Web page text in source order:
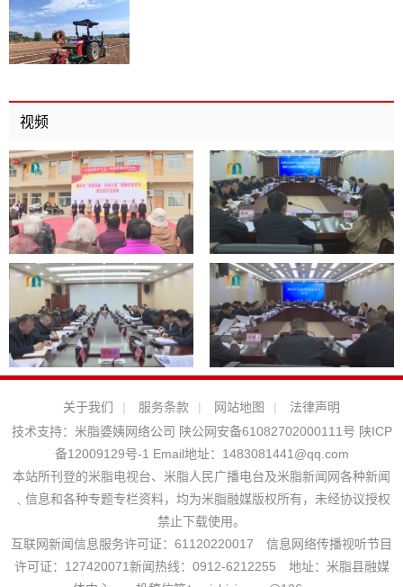
视频
关于我们 | 服务条款 | 网站地图 |
法律声明
技术支持： 米脂婆姨网络公司 陕公网安备61082702000111号 陕ICP
备12009129号-1 Email地址： 1483081441@qq.com
本站所刊登的米脂电视台、米脂人民广播电台及米脂新闻网各种新闻
﹑信息和各种专题专栏资料，均为米脂融媒版权所有，未经协议授权
禁止下载使用。
互联网新闻信息服务许可证：61120220017 信息网络传播视听节目
许可证：127420071新闻热线：0912-6212255 地址：米脂县融媒